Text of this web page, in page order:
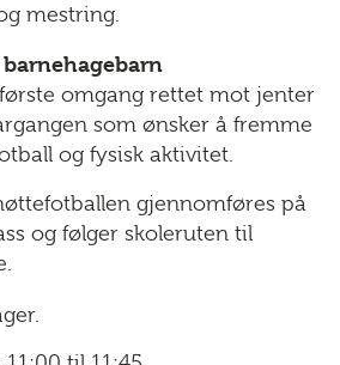
mestring.
omgang rettet mot jenter
som ønsker å fremme
og fysisk aktivitet.
gjennomføres på
og følger skoleruten til